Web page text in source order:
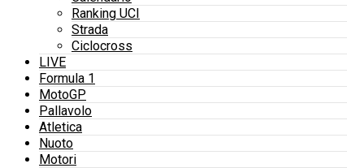
Ranking UCI
Strada
Ciclocross
LIVE
Formula 1
MotoGP
Pallavolo
Atletica
Nuoto
Motori